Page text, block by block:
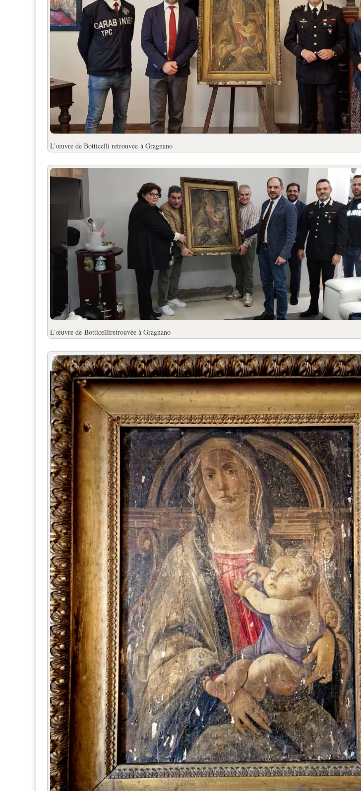
L’œuvre de Botticelli retrouvée à Gragnano
L’œuvre de Botticelliretrouvée à Gragnano